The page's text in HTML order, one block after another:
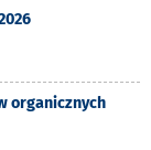
organicznych